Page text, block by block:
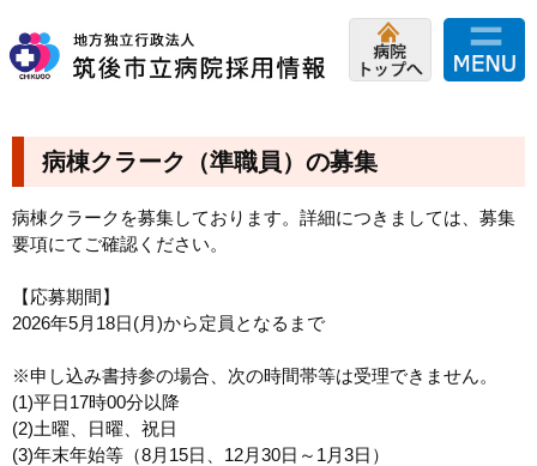
病棟クラーク（準職員）の募集
病棟クラークを募集しております。詳細につきましては、募集
要項にてご確認ください。
【応募期間】
2026年5月18日(月)から定員となるまで
※申し込み書持参の場合、次の時間帯等は受理できません。
(1)平日17時00分以降
(2)土曜、日曜、祝日
(3)年末年始等（8月15日、12月30日～1月3日）